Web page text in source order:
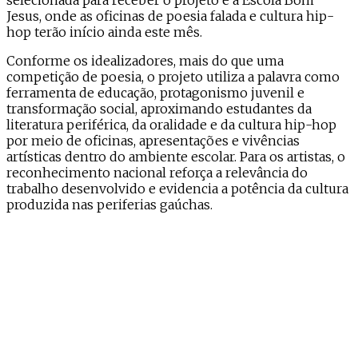
Jesus, onde as oficinas de poesia falada e cultura hip-
hop terão início ainda este mês.
Conforme os idealizadores, mais do que uma
competição de poesia, o projeto utiliza a palavra como
ferramenta de educação, protagonismo juvenil e
transformação social, aproximando estudantes da
literatura periférica, da oralidade e da cultura hip-hop
por meio de oficinas, apresentações e vivências
artísticas dentro do ambiente escolar. Para os artistas, o
reconhecimento nacional reforça a relevância do
trabalho desenvolvido e evidencia a potência da cultura
produzida nas periferias gaúchas.